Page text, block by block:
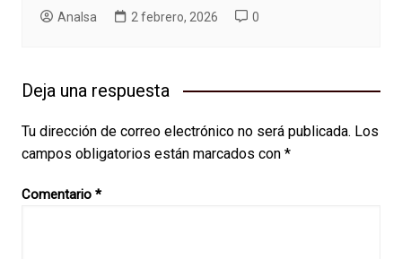
AnaIsa 2 febrero, 2026 0
Deja una respuesta
Tu dirección de correo electrónico no será publicada. Los
campos obligatorios están marcados con *
Comentario *